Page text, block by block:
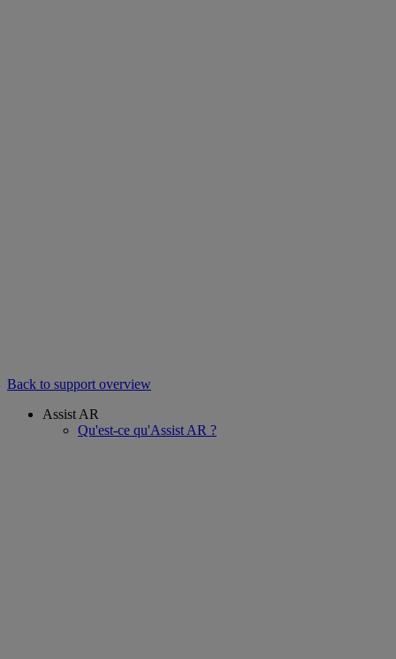
Back to support overview
Assist AR
Qu'est-ce qu'Assist AR ?